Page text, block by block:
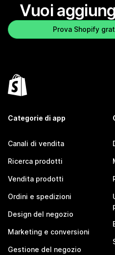
Vuoi
Prova Shopify
Categorie di app
Canali di vendita
Ricerca prodotti
Vendita prodotti
Ordini e spedizioni
Design del negozio
Marketing e conversioni
Gestione del negozio